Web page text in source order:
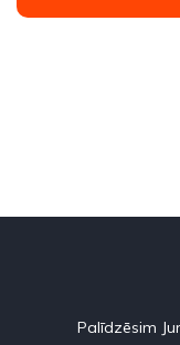
Palīdzēsim